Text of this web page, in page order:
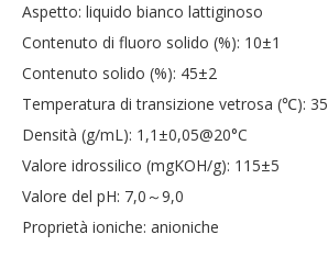
Aspetto: liquido bianco lattiginoso
Contenuto di fluoro solido (%): 10±1
Contenuto solido (%): 45±2
Temperatura di transizione vetrosa (℃): 35
Densità (g/mL): 1,1±0,05@20°C
Valore idrossilico (mgKOH/g): 115±5
Valore del pH: 7,0～9,0
Proprietà ioniche: anioniche